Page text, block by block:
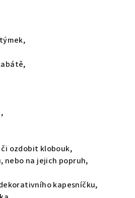
ozdobit klobouk,
nebo na jejich popruh,
kapesníčku,